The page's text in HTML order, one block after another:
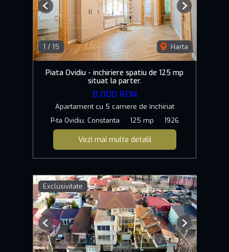
1 / 15 Harta
Previous Next
Piata Ovidiu - inchiriere spatiu de 125 mp
situat la parter.
8,000 RON
Apartament cu 5 camere de închiriat
P-ta Ovidiu, Constanta
125 mp 1926
Vezi mai multe detalii
Exclusivitate
Previous Next